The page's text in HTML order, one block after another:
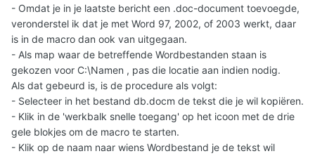
- Omdat je in je laatste bericht een .doc-document toevoegde,
veronderstel ik dat je met Word 97, 2002, of 2003 werkt, daar
is in de macro dan ook van uitgegaan.
- Als map waar de betreffende Wordbestanden staan is
gekozen voor C:\Namen , pas die locatie aan indien nodig.
Als dat gebeurd is, is de procedure als volgt:
- Selecteer in het bestand db.docm de tekst die je wil kopiëren.
- Klik in de 'werkbalk snelle toegang' op het icoon met de drie
gele blokjes om de macro te starten.
- Klik op de naam naar wiens Wordbestand je de tekst wil